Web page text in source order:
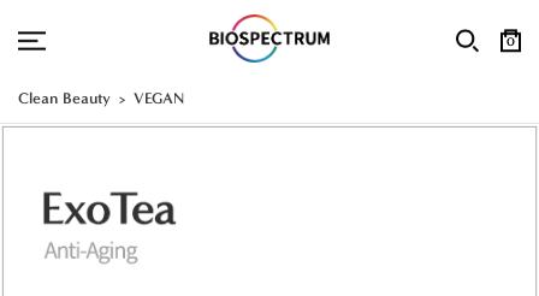
0
Clean Beauty VEGAN